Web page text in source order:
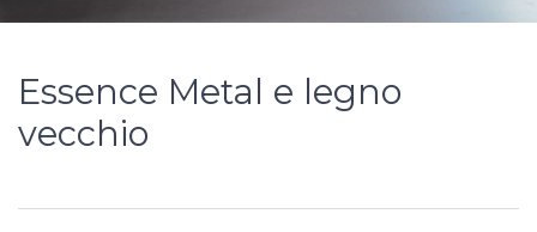
Essence Metal e legno
vecchio